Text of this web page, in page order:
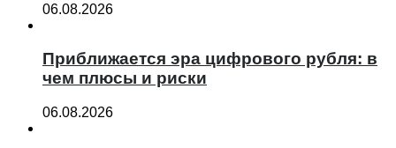
06.08.2026
Приближается эра цифрового рубля: в
чем плюсы и риски
06.08.2026